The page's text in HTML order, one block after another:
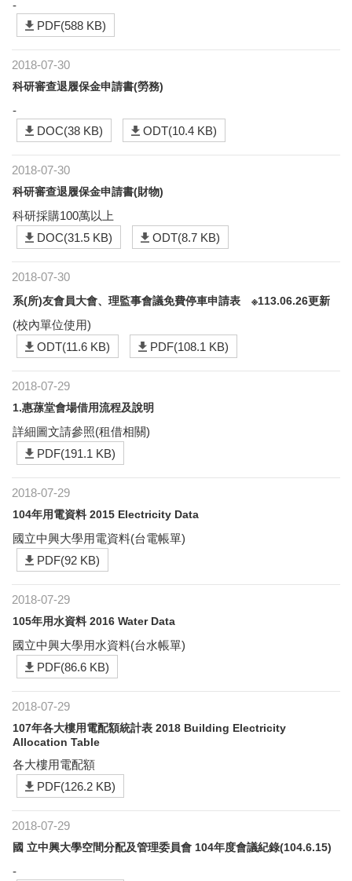
-
PDF(588 KB)
2018-07-30
科研審查退履保金申請書(勞務)
-
DOC(38 KB)
ODT(10.4 KB)
2018-07-30
科研審查退履保金申請書(財物)
科研採購100萬以上
DOC(31.5 KB)
ODT(8.7 KB)
2018-07-30
系(所)友會員大會、理監事會議免費停車申請表 ※113.06.26更新
(校內單位使用)
ODT(11.6 KB)
PDF(108.1 KB)
2018-07-29
1.惠蓀堂會場借用流程及說明
詳細圖文請參照(租借相關)
PDF(191.1 KB)
2018-07-29
104年用電資料 2015 Electricity Data
國立中興大學用電資料(台電帳單)
PDF(92 KB)
2018-07-29
105年用水資料 2016 Water Data
國立中興大學用水資料(台水帳單)
PDF(86.6 KB)
2018-07-29
107年各大樓用電配額統計表 2018 Building Electricity
Allocation Table
各大樓用電配額
PDF(126.2 KB)
2018-07-29
國 立中興大學空間分配及管理委員會 104年度會議紀錄(104.6.15)
-